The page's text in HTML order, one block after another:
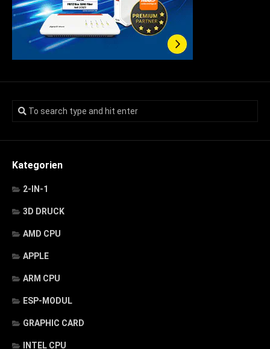
Kategorien
2-IN-1
3D DRUCK
AMD CPU
APPLE
ARM CPU
ESP-MODUL
GRAPHIC CARD
INTEL CPU